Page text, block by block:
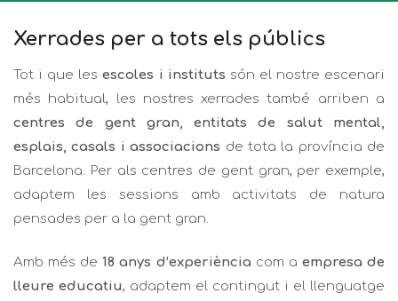
Xerrades per a tots els públics
Tot i que lesescoles i instituts són el nostre escenari
més habitual, les nostres xerrades també arriben a
centres de gent gran, entitats de salut mental,
esplais, casals i associacions de tota la província de
Barcelona. Per als centres de gent gran, per exemple,
adaptem les sessions amb activitats de natura
pensades per a la gent gran.
Amb més de18 anys d’experiènciacom a empresa de
lleure educatiu, adaptem el contingut i el llenguatge